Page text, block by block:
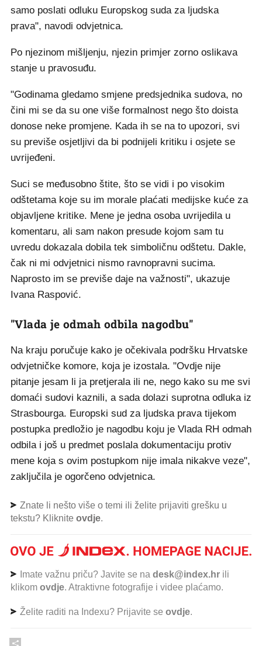
samo poslati odluku Europskog suda za ljudska
prava", navodi odvjetnica.
Po njezinom mišljenju, njezin primjer zorno oslikava
stanje u pravosuđu.
"Godinama gledamo smjene predsjednika sudova, no
čini mi se da su one više formalnost nego što doista
donose neke promjene. Kada ih se na to upozori, svi
su previše osjetljivi da bi podnijeli kritiku i osjete se
uvrijeđeni.
Suci se međusobno štite, što se vidi i po visokim
odštetama koje su im morale plaćati medijske kuće za
objavljene kritike. Mene je jedna osoba uvrijedila u
komentaru, ali sam nakon presude kojom sam tu
uvredu dokazala dobila tek simboličnu odštetu. Dakle,
čak ni mi odvjetnici nismo ravnopravni sucima.
Naprosto im se previše daje na važnosti", ukazuje
Ivana Raspović.
"Vlada je odmah odbila nagodbu"
Na kraju poručuje kako je očekivala podršku Hrvatske
odvjetničke komore, koja je izostala. "Ovdje nije
pitanje jesam li ja pretjerala ili ne, nego kako su me svi
domaći sudovi kaznili, a sada dolazi suprotna odluka iz
Strasbourga. Europski sud za ljudska prava tijekom
postupka predložio je nagodbu koju je Vlada RH odmah
odbila i još u predmet poslala dokumentaciju protiv
mene koja s ovim postupkom nije imala nikakve veze",
zaključila je ogorčeno odvjetnica.
Znate li nešto više o temi ili želite prijaviti grešku u
tekstu? Kliknite ovdje.
Imate važnu priču? Javite se na desk@index.hr ili
klikom ovdje. Atraktivne fotografije i videe plaćamo.
Želite raditi na Indexu? Prijavite se ovdje.